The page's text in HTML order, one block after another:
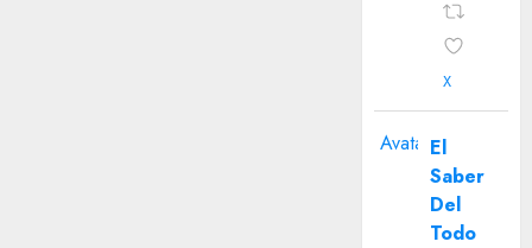
X
Avatar El
Saber
Del
Todo